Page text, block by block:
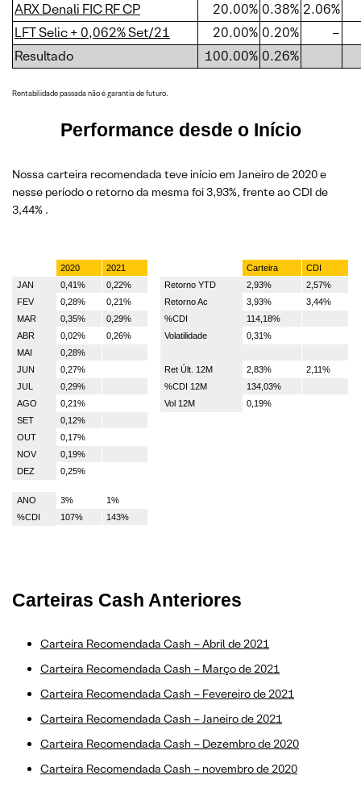
ARX Denali FIC RF CP
20.00% 0.38% 2.06%
LFT Selic + 0,062% Set/21
20.00% 0.20%
–
Resultado
100.00% 0.26%
Rentabilidade passada não é garantia de futuro.
Performance desde o Início
Nossa carteira recomendada teve início em Janeiro de 2020 e
nesse período o retorno da mesma foi 3,93%, frente ao CDI de
3,44% .
2020 2021 Carteira
CDI
JAN
0,41% 0,22% Retorno YTD 2,93%
2,57%
FEV
0,28% 0,21% Retorno Ac 3,93%
3,44%
MAR
0,35% 0,29% %CDI
114,18%
ABR
0,02% 0,26% Volatilidade
0,31%
MAI
0,28%
JUN
0,27% Ret Últ. 12M 2,83%
2,11%
JUL
0,29% %CDI 12M
134,03%
AGO
0,21% Vol 12M
0,19%
SET
0,12%
OUT
0,17%
NOV
0,19%
DEZ
0,25%
ANO 3%
1%
%CDI
107% 143%
Carteiras Cash Anteriores
Carteira Recomendada Cash – Abril de 2021
Carteira Recomendada Cash – Março de 2021
Carteira Recomendada Cash – Fevereiro de 2021
Carteira Recomendada Cash – Janeiro de 2021
Carteira Recomendada Cash – Dezembro de 2020
Carteira Recomendada Cash – novembro de 2020